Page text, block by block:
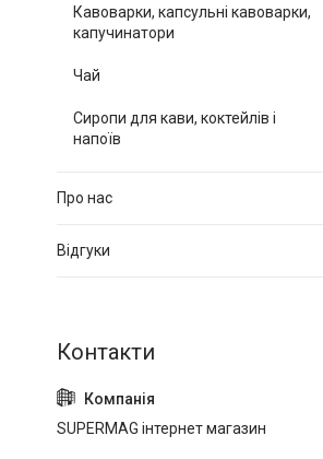
Кавоварки, капсульні кавоварки,
капучинатори
Чай
Сиропи для кави, коктейлів і
напоїв
Про нас
Відгуки
SUPERMAG інтернет магазин